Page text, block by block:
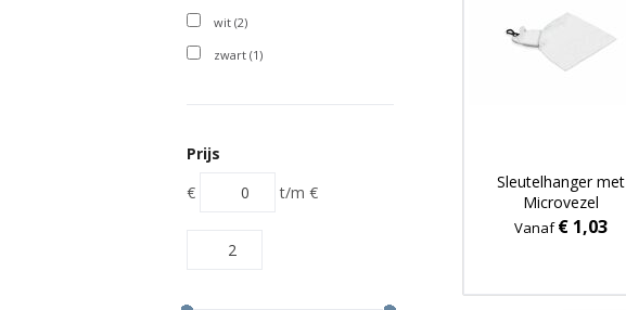
wit (2)
zwart (1)
Prijs
€
t/m €
Sleutelhanger met
Microvezel
schoonmaakdoekje
Vanaf€ 1,03